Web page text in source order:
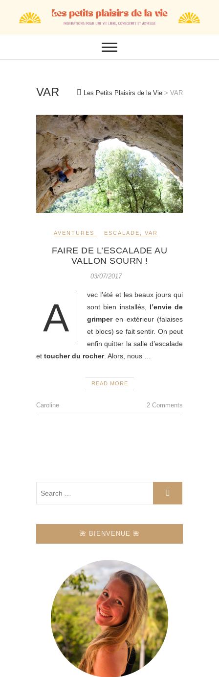
VAR Les Petits Plaisirs de la Vie > VAR
AVENTURES ESCALADE VAR
FAIRE DE L’ESCALADE AU
VALLON SOURN !
03/07/2017
A
vec l’été et les beaux jours qui
sont bien installés, l’envie de
grimperen extérieur (falaises
et blocs) se fait sentir. On peut
enfin quitter la salle d’escalade
et toucher du rocher. Alors, nous …
READ MORE
Caroline 2 Comments
🌺 BIENVENUE 🌺